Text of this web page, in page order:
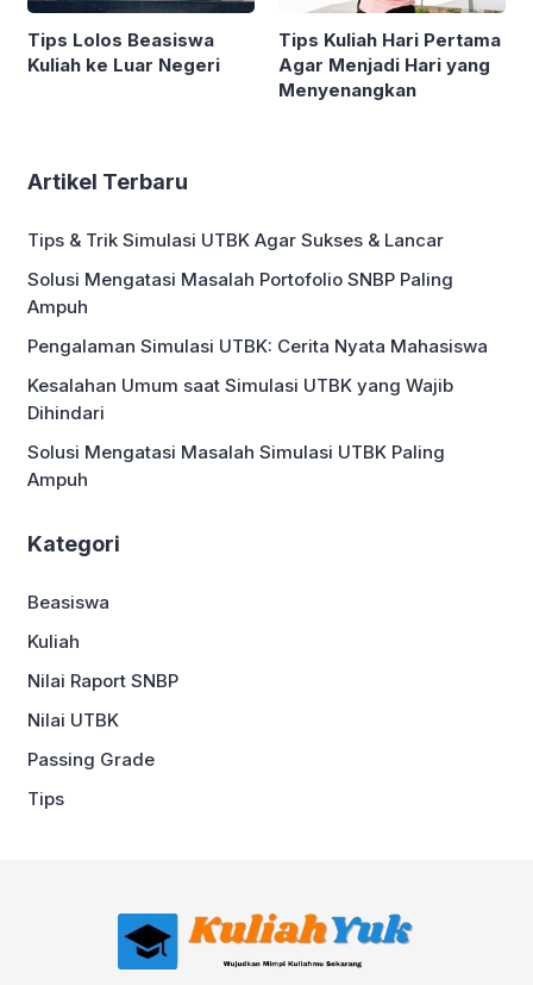
Tips Lolos Beasiswa
Kuliah ke Luar Negeri
Tips Kuliah Hari Pertama
Agar Menjadi Hari yang
Menyenangkan
Artikel Terbaru
Tips & Trik Simulasi UTBK Agar Sukses & Lancar
Solusi Mengatasi Masalah Portofolio SNBP Paling
Ampuh
Pengalaman Simulasi UTBK: Cerita Nyata Mahasiswa
Kesalahan Umum saat Simulasi UTBK yang Wajib
Dihindari
Solusi Mengatasi Masalah Simulasi UTBK Paling
Ampuh
Kategori
Beasiswa
Kuliah
Nilai Raport SNBP
Nilai UTBK
Passing Grade
Tips